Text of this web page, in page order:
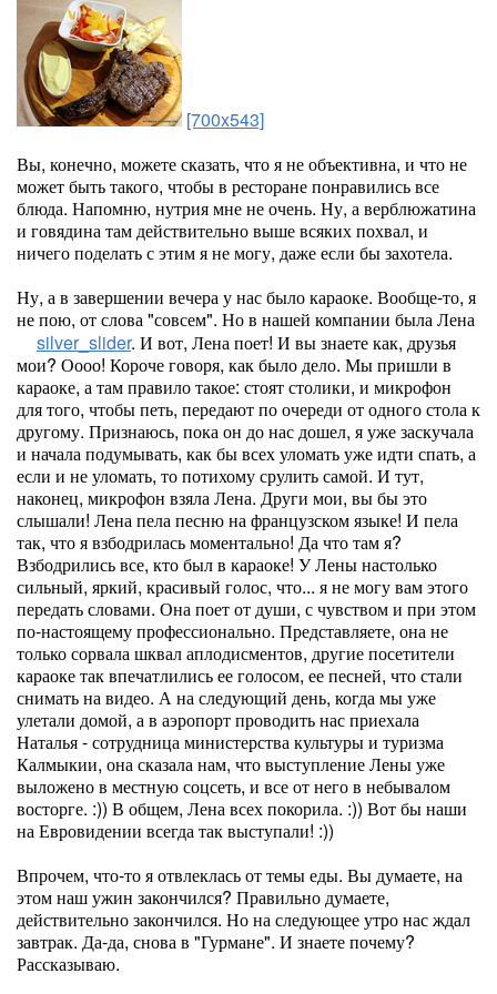
[700x543]
Вы, конечно, можете сказать, что я не объективна, и что не
может быть такого, чтобы в ресторане понравились все
блюда. Напомню, нутрия мне не очень. Ну, а верблюжатина
и говядина там действительно выше всяких похвал, и
ничего поделать с этим я не могу, даже если бы захотела.
Ну, а в завершении вечера у нас было караоке. Вообще-то, я
не пою, от слова "совсем". Но в нашей компании была Лена
silver_slider. И вот, Лена поет! И вы знаете как, друзья
мои? Оооо! Короче говоря, как было дело. Мы пришли в
караоке, а там правило такое: стоят столики, и микрофон
для того, чтобы петь, передают по очереди от одного стола к
другому. Признаюсь, пока он до нас дошел, я уже заскучала
и начала подумывать, как бы всех уломать уже идти спать, а
если и не уломать, то потихому срулить самой. И тут,
наконец, микрофон взяла Лена. Други мои, вы бы это
слышали! Лена пела песню на французском языке! И пела
так, что я взбодрилась моментально! Да что там я?
Взбодрились все, кто был в караоке! У Лены настолько
сильный, яркий, красивый голос, что... я не могу вам этого
передать словами. Она поет от души, с чувством и при этом
по-настоящему профессионально. Представляете, она не
только сорвала шквал аплодисментов, другие посетители
караоке так впечатлились ее голосом, ее песней, что стали
снимать на видео. А на следующий день, когда мы уже
улетали домой, а в аэропорт проводить нас приехала
Наталья - сотрудница министерства культуры и туризма
Калмыкии, она сказала нам, что выступление Лены уже
выложено в местную соцсеть, и все от него в небывалом
восторге. :)) В общем, Лена всех покорила. :)) Вот бы наши
на Евровидении всегда так выступали! :))
Впрочем, что-то я отвлеклась от темы еды. Вы думаете, на
этом наш ужин закончился? Правильно думаете,
действительно закончился. Но на следующее утро нас ждал
завтрак. Да-да, снова в "Гурмане". И знаете почему?
Рассказываю.